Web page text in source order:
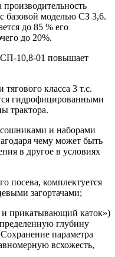
базовой моделью СЗ 3,6.
до 85 % его
до 20%.
СП-10,8-01 повышает
тягового класса 3 т.с.
гидрофицированными
трактора.
и наборами
чему может быть
в другое в условиях
посева, комплектуется
загортачами;
и прикатывающий каток»)
глубину
параметра
всхожесть,